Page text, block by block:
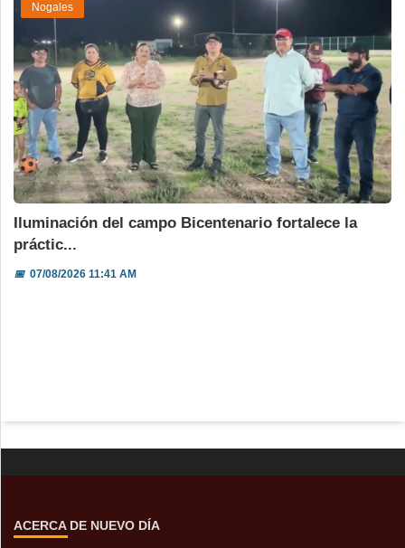
Nogales
Iluminación del campo Bicentenario fortalece la
práctic...
📅07/08/2026 11:41 AM
ACERCA DE NUEVO DÍA